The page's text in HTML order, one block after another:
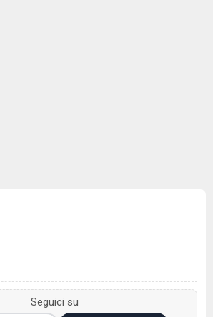
Seguici su